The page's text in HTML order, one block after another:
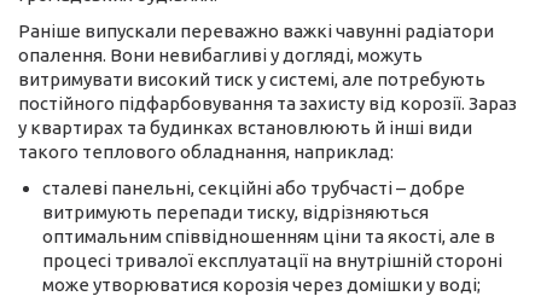
Раніше випускали переважно важкі чавунні радіатори
опалення. Вони невибагливі у догляді, можуть
витримувати високий тиск у системі, але потребують
постійного підфарбовування та захисту від корозії. Зараз
у квартирах та будинках встановлюють й інші види
такого теплового обладнання, наприклад:
сталеві панельні, секційні або трубчасті – добре
витримують перепади тиску, відрізняються
оптимальним співвідношенням ціни та якості, але в
процесі тривалої експлуатації на внутрішній стороні
може утворюватися корозія через домішки у воді;